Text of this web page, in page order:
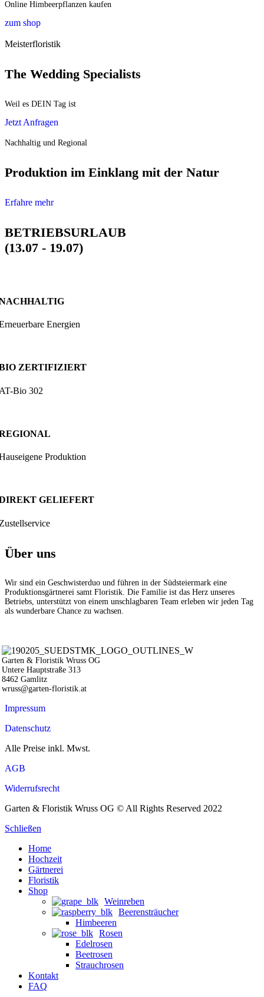
Online Himbeerpflanzen kaufen
zum shop
Meisterfloristik
The Wedding Specialists
Weil es DEIN Tag ist
Jetzt Anfragen
Nachhaltig und Regional
Produktion im Einklang mit der Natur
Erfahre mehr
BETRIEBSURLAUB
(13.07 - 19.07)
Energien
ZERTIFIZIERT
Bio 302
Produktion
GELIEFERT
Über uns
Wir sind ein Geschwisterduo und führen in der Südsteiermark eine
Produktionsgärtnerei samt Floristik. Die Familie ist das Herz unseres
Betriebs, unterstützt von einem unschlagbaren Team erleben wir jeden Tag
als wunderbare Chance zu wachsen.
Garten & Floristik Wruss OG
Untere Hauptstraße 313
8462 Gamlitz
wruss@garten-floristik.at
Impressum
Datenschutz
Alle Preise inkl. Mwst.
AGB
Widerrufsrecht
Garten & Floristik Wruss OG © All Rights Reserved 2022
Schließen
Home
Hochzeit
Gärtnerei
Floristik
Shop
Weinreben
Beerensträucher
Himbeeren
Rosen
Edelrosen
Beetrosen
Strauchrosen
Kontakt
FAQ